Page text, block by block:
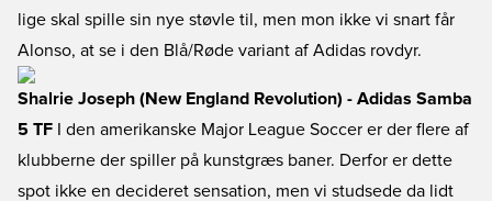
lige skal spille sin nye støvle til, men mon ikke vi snart får
Alonso, at se i den Blå/Røde variant af Adidas rovdyr.
Shalrie Joseph (New England Revolution) - Adidas Samba
5 TF I den amerikanske Major League Soccer er der flere af
klubberne der spiller på kunstgræs baner. Derfor er dette
spot ikke en decideret sensation, men vi studsede da lidt